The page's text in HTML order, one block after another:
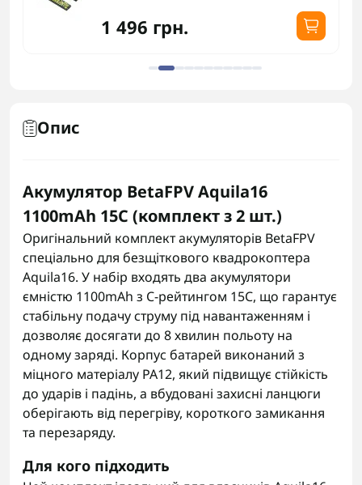
1 496 грн.
Опис
Акумулятор BetaFPV Aquila16
1100mAh 15C (комплект з 2 шт.)
Оригінальний комплект акумуляторів BetaFPV
спеціально для безщіткового квадрокоптера
Aquila16. У набір входять два акумулятори
ємністю 1100mAh з C-рейтингом 15C, що гарантує
стабільну подачу струму під навантаженням і
дозволяє досягати до 8 хвилин польоту на
одному заряді. Корпус батарей виконаний з
міцного матеріалу PA12, який підвищує стійкість
до ударів і падінь, а вбудовані захисні ланцюги
оберігають від перегріву, короткого замикання
та перезаряду.
Для кого підходить